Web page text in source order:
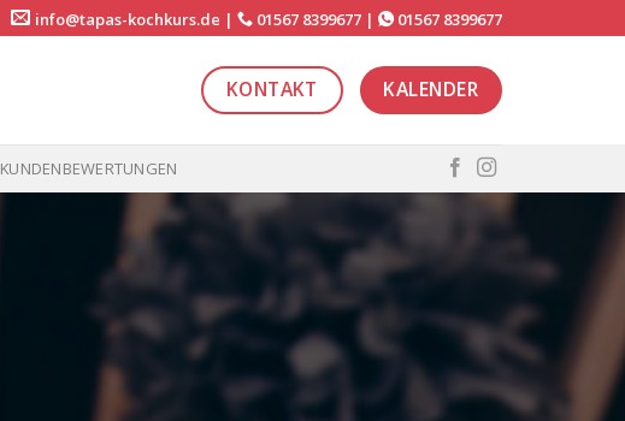
info@tapas-kochkurs.de | 01567 8399677 | 01567 8399677
KONTAKT KALENDER
KUNDENBEWERTUNGEN